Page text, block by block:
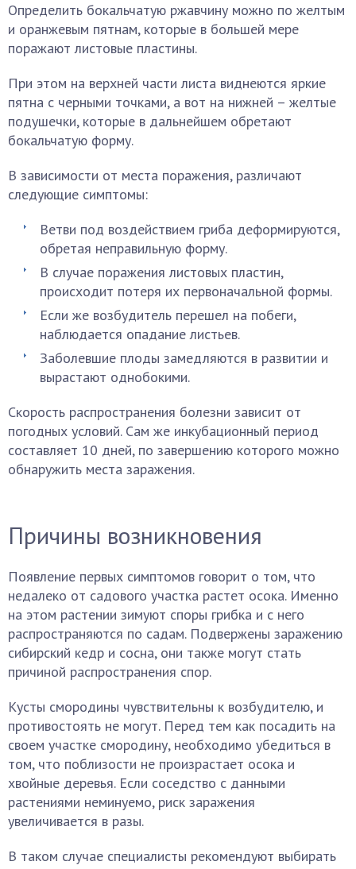
Определить бокальчатую ржавчину можно по желтым
и оранжевым пятнам, которые в большей мере
поражают листовые пластины.
При этом на верхней части листа виднеются яркие
пятна с черными точками, а вот на нижней – желтые
подушечки, которые в дальнейшем обретают
бокальчатую форму.
В зависимости от места поражения, различают
следующие симптомы:
Ветви под воздействием гриба деформируются,
обретая неправильную форму.
В случае поражения листовых пластин,
происходит потеря их первоначальной формы.
Если же возбудитель перешел на побеги,
наблюдается опадание листьев.
Заболевшие плоды замедляются в развитии и
вырастают однобокими.
Скорость распространения болезни зависит от
погодных условий. Сам же инкубационный период
составляет 10 дней, по завершению которого можно
обнаружить места заражения.
Причины возникновения
Появление первых симптомов говорит о том, что
недалеко от садового участка растет осока. Именно
на этом растении зимуют споры грибка и с него
распространяются по садам. Подвержены заражению
сибирский кедр и сосна, они также могут стать
причиной распространения спор.
Кусты смородины чувствительны к возбудителю, и
противостоять не могут. Перед тем как посадить на
своем участке смородину, необходимо убедиться в
том, что поблизости не произрастает осока и
хвойные деревья. Если соседство с данными
растениями неминуемо, риск заражения
увеличивается в разы.
В таком случае специалисты рекомендуют выбирать